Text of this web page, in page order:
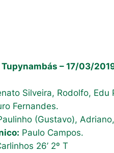
– 17/03/
Silveira, Rodolfo,
Fernandes.
(Gustavo),
Paulo Campos.
26’ 2º T